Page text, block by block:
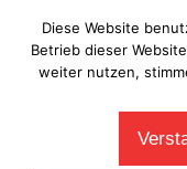
Inhalt
springen
Diese Website
Betrieb dieser
weiter nutzen,